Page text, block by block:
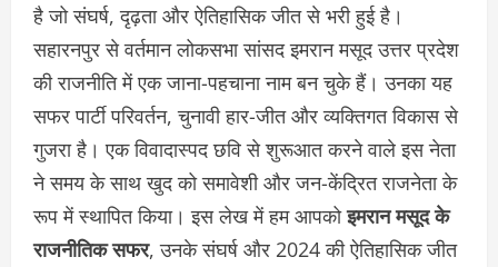
है जो संघर्ष, दृढ़ता और ऐतिहासिक जीत से भरी हुई है।
सहारनपुर से वर्तमान लोकसभा सांसद इमरान मसूद उत्तर प्रदेश
की राजनीति में एक जाना-पहचाना नाम बन चुके हैं। उनका यह
सफर पार्टी परिवर्तन, चुनावी हार-जीत और व्यक्तिगत विकास से
गुजरा है। एक विवादास्पद छवि से शुरूआत करने वाले इस नेता
ने समय के साथ खुद को समावेशी और जन-केंद्रित राजनेता के
रूप में स्थापित किया। इस लेख में हम आपकोइमरान मसूद के
राजनीतिक सफर, उनके संघर्ष और 2024 की ऐतिहासिक जीत